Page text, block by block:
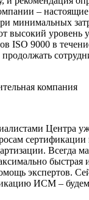
–
минимальных
высокий уровень
ISO 9000 в
продолжать
компания
Центра
Всегда
быстрая
экспертов.
ИСМ – будем